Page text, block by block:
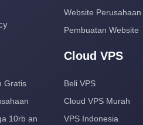
Website Perusahaan
Pembuatan Website
Gratis
10rb an
Cloud VPS
Beli VPS
Cloud VPS Murah
VPS Indonesia